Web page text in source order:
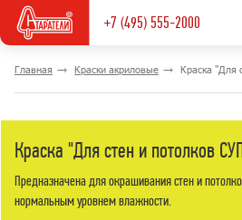
+7 (495) 555-2000
Главная Краски акриловые Краска "Для
Краска "Для стен и потолков
Предназначена для окрашивания стен и
нормальным уровнем влажности.